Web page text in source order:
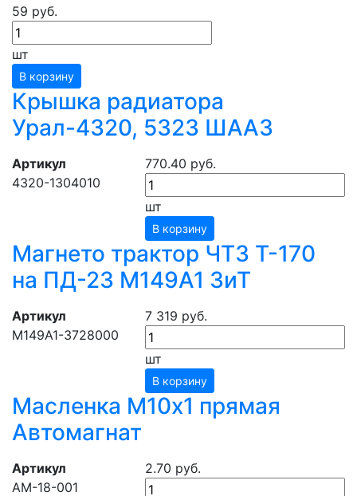
59 руб.
шт
В корзину
Крышка радиатора
Урал-4320, 5323 ШААЗ
Артикул
4320-1304010
770.40 руб.
шт
В корзину
Магнето трактор ЧТЗ Т-170
на ПД-23 М149А1 ЗиТ
Артикул
М149А1-3728000
7 319 руб.
шт
В корзину
Масленка М10х1 прямая
Автомагнат
Артикул
АМ-18-001
2.70 руб.